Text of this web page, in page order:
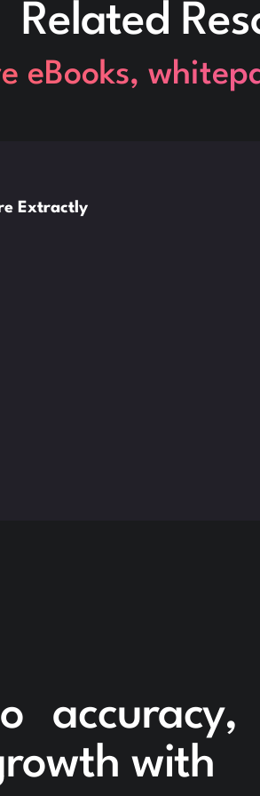
Related
eBooks,
Extractly
accuracy,
with